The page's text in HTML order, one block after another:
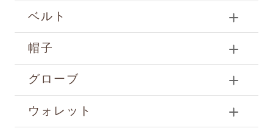
ベルト
帽子
グローブ
ウォレット